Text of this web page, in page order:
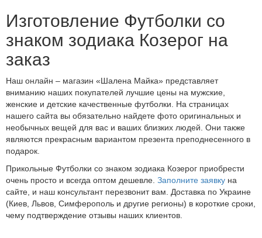
Изготовление Футболки со
знаком зодиака Козерог на
заказ
Наш онлайн – магазин «Шалена Майка» представляет
вниманию наших покупателей лучшие цены на мужские,
женские и детские качественные футболки. На страницах
нашего сайта вы обязательно найдете фото оригинальных и
необычных вещей для вас и ваших близких людей. Они также
являются прекрасным вариантом презента преподнесенного в
подарок.
Прикольные Футболки со знаком зодиака Козерог приобрести
очень просто и всегда оптом дешевле. Заполните заявку на
сайте, и наш консультант перезвонит вам. Доставка по Украине
(Киев, Львов, Симферополь и другие регионы) в короткие сроки,
чему подтверждение отзывы наших клиентов.